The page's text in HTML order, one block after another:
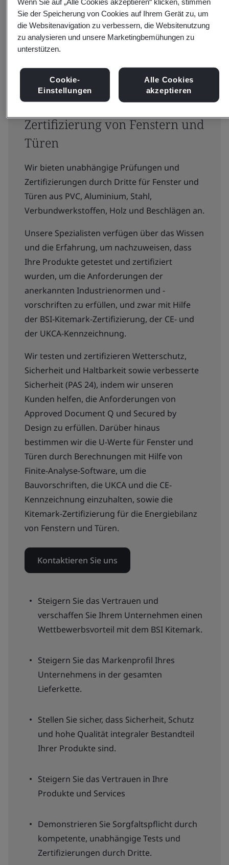
Beschleunigung des Fortschritts
in der Fenstertechnik durch
fachkundige Prüfung und
Zertifizierung von Fenstern und
Türen
Wir bieten unabhängige Prüfungen und
Zertifizierungen durch Dritte für Fenster und
Türen aus PVC, Aluminium, Stahl,
Verbundwerkstoffen, Holz und Beschlägen an.
Unsere Spezialisten verfügen über das Wissen
und die Erfahrung, um nachzuweisen, dass
Ihre Produkte getestet und zertifiziert
wurden, um die Anforderungen der
anerkannten Industrienormen und -
vorschriften zu erfüllen, und zwar mit Hilfe
der BSI-Kitemark-Zertifizierung, der CE- und
der UKCA-Kennzeichnung.
Wir testen und zertifizieren Wetterschutz,
Sicherheit und Haltbarkeit sowie verbesserte
Sicherheit (PAS 24), indem wir unseren
Kunden helfen, die Anforderungen von
Approved Document Q und Secured by
Design zu erfüllen. Darüber hinaus
bestimmen wir die U-Werte für Fenster und
Türen durch Berechnungen mit Hilfe von
Finite-Analyse-Software, um die
Bauvorschriften, die UKCA und die CE-
Kennzeichnung einzuhalten, sowie die
Kitemark-Zertifizierung für die Energiebilanz
von Fenstern und Türen.
Kontaktieren Sie uns
Steigern Sie das Vertrauen und
verschaffen Sie Ihrem Unternehmen einen
Wettbewerbsvorteil mit dem BSI Kitemark.
Steigern Sie das Markenprofil Ihres
Unternehmens in der gesamten
Lieferkette.
Stellen Sie sicher, dass Sicherheit, Schutz
und hohe Qualität integraler Bestandteil
Ihrer Produkte sind.
Steigern Sie das Vertrauen in Ihre
Produkte und Services
Demonstrieren Sie Sorgfaltspflicht durch
kompetente, unabhängige Tests und
Zertifizierungen durch Dritte.
Wenn Sie auf „Alle Cookies akzeptieren“ klicken, stimmen
Sie der Speicherung von Cookies auf Ihrem Gerät zu, um
die Websitenavigation zu verbessern, die Websitenutzung
zu analysieren und unsere Marketingbemühungen zu
unterstützen.
Cookie-
Einstellungen
Alle Cookies
akzeptieren